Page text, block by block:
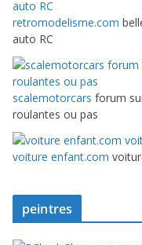
retromodelisme.com
auto RC
scalemotorcars forum
roulantes ou pas
voiture enfant.com
peintres